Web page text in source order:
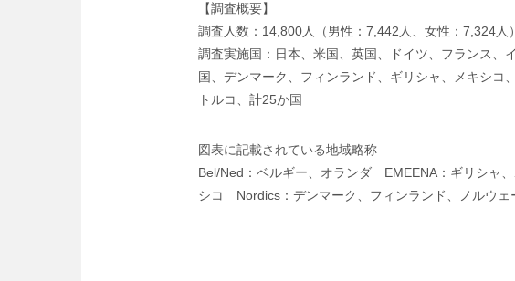
【調査概要】
調査人数：14,800人（男性：7,442人、女性：7,324人）
調査実施国：日本、米国、英国、ドイツ、フランス、
国、デンマーク、フィンランド、ギリシャ、メキシコ
トルコ、計25か国
図表に記載されている地域略称
Bel/Ned：ベルギー、オランダ EMEENA：ギリシャ
シコ Nordics：デンマーク、フィンランド、ノルウェ